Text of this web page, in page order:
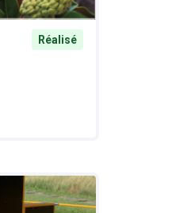
Réalisé